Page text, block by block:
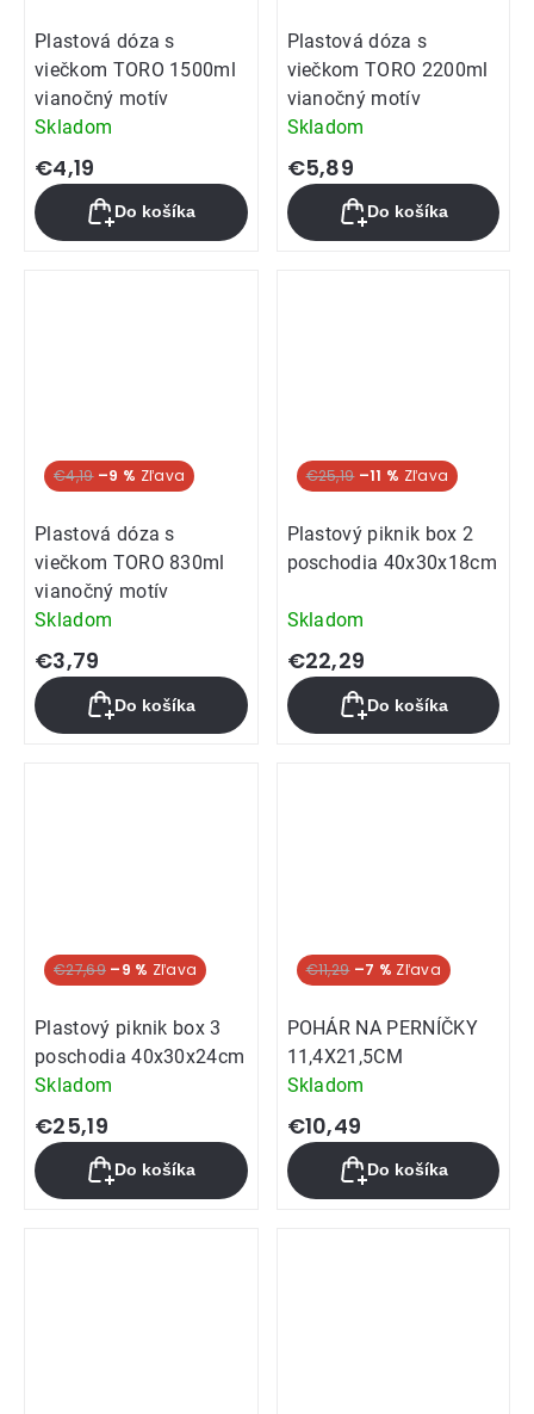
Plastová dóza s
viečkom TORO 1500ml
vianočný motív
Skladom
€4,19
Do košíka
Plastová dóza s
viečkom TORO 2200ml
vianočný motív
Skladom
€5,89
Do košíka
€4,19 –9 %
Plastová dóza s
viečkom TORO 830ml
vianočný motív
Skladom
€3,79
Do košíka
€25,19 –11 %
Plastový piknik box 2
poschodia 40x30x18cm
Skladom
€22,29
Do košíka
€27,69 –9 %
Plastový piknik box 3
poschodia 40x30x24cm
Skladom
€25,19
Do košíka
€11,29 –7 %
POHÁR NA PERNÍČKY
11,4X21,5CM
Skladom
€10,49
Do košíka